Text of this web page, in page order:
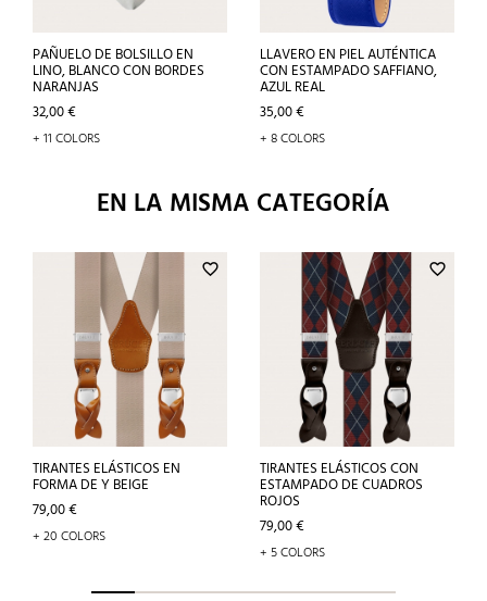
PAÑUELO DE BOLSILLO EN
LINO, BLANCO CON BORDES
NARANJAS
Precio
32,00 €
+ 11 COLORS
LLAVERO EN PIEL AUTÉNTICA
CON ESTAMPADO SAFFIANO,
AZUL REAL
Precio
35,00 €
+ 8 COLORS
EN LA MISMA CATEGORÍA
favorite_border
TIRANTES ELÁSTICOS EN
FORMA DE Y BEIGE
Precio
79,00 €
+ 20 COLORS
favorite_border
TIRANTES ELÁSTICOS CON
ESTAMPADO DE CUADROS
ROJOS
Precio
79,00 €
+ 5 COLORS